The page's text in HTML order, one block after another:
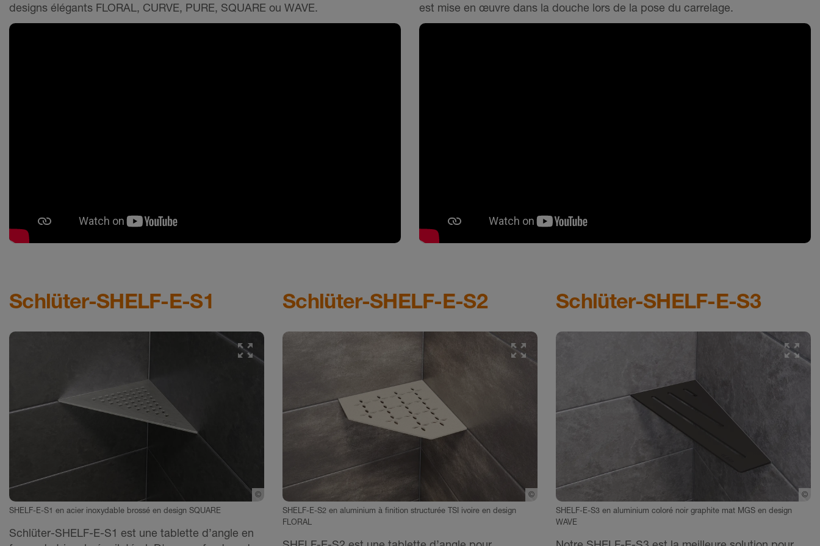
designs élégants FLORAL, CURVE, PURE, SQUARE ou WAVE.
est mise en œuvre dans la douche lors de la pose du carrelage.
Schlüter-SHELF-E-S1
©
SHELF-E-S1 en acier inoxydable brossé en design SQUARE
Schlüter-SHELF-E-S1 est une tablette d’angle en
Schlüter-SHELF-E-S2
©
SHELF-E-S2 en aluminium à finition structurée TSI ivoire en design
FLORAL
Schlüter-SHELF-E-S3
©
SHELF-E-S3 en aluminium coloré noir graphite mat MGS en design
WAVE